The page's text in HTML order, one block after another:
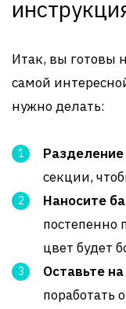
Итак, вы готовы
самой
нужно делать:
Разделение
секции,
Наносите
постепенно
цвет будет
Оставьте
поработать